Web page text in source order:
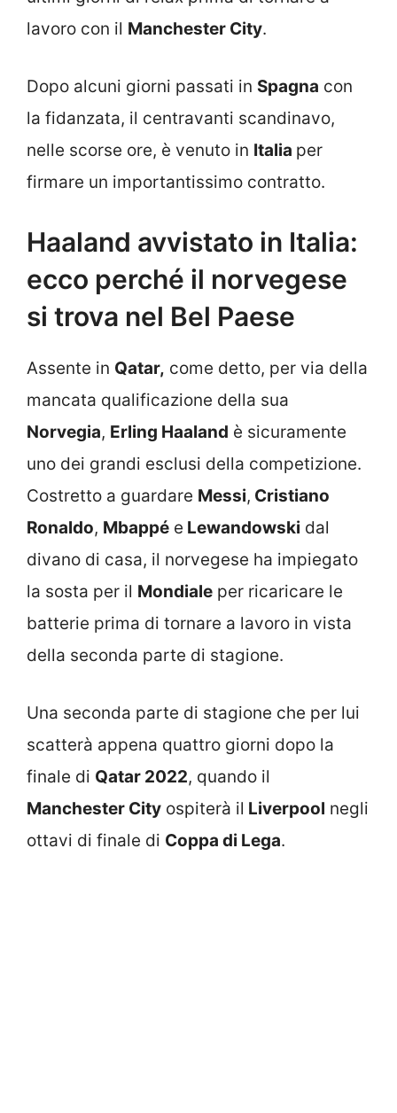
lavoro con il Manchester City.
Dopo alcuni giorni passati in Spagna con
la fidanzata, il centravanti scandinavo,
nelle scorse ore, è venuto in Italia per
firmare un importantissimo contratto.
Haaland avvistato in Italia:
ecco perché il norvegese
si trova nel Bel Paese
Assente in Qatar, come detto, per via della
mancata qualificazione della sua
Norvegia, Erling Haaland è sicuramente
uno dei grandi esclusi della competizione.
Costretto a guardare Messi, Cristiano
Ronaldo, Mbappé e Lewandowski dal
divano di casa, il norvegese ha impiegato
la sosta per il Mondiale per ricaricare le
batterie prima di tornare a lavoro in vista
della seconda parte di stagione.
Una seconda parte di stagione che per lui
scatterà appena quattro giorni dopo la
finale di Qatar 2022, quando il
Manchester City ospiterà il Liverpool negli
ottavi di finale di Coppa di Lega.